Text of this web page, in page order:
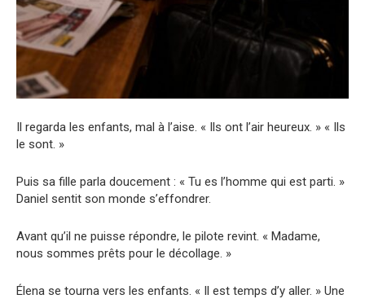
Il regarda les enfants, mal à l’aise. « Ils ont l’air heureux. » « Ils
le sont. »
Puis sa fille parla doucement : « Tu es l’homme qui est parti. »
Daniel sentit son monde s’effondrer.
Avant qu’il ne puisse répondre, le pilote revint. « Madame,
nous sommes prêts pour le décollage. »
Élena se tourna vers les enfants. « Il est temps d’y aller. » Une